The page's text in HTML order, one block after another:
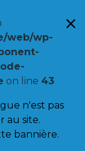
web/wp-
on line 43
n'est pas
au site.
bannière.